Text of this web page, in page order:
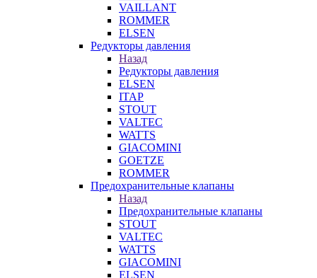
VAILLANT
ROMMER
ELSEN
Редукторы давления
Назад
Редукторы давления
ELSEN
ITAP
STOUT
VALTEC
WATTS
GIACOMINI
GOETZE
ROMMER
Предохранительные клапаны
Назад
Предохранительные клапаны
STOUT
VALTEC
WATTS
GIACOMINI
ELSEN